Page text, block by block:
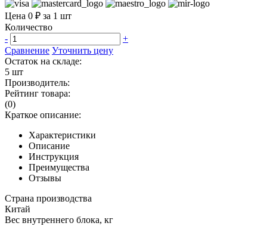
Цена 0 ₽ за 1 шт
Количество
-
+
Сравнение Уточнить цену
Остаток на складе:
5 шт
Производитель:
Рейтинг товара:
(0)
Краткое описание:
Характеристики
Описание
Инструкция
Преимущества
Отзывы
Страна производства
Китай
Вес внутреннего блока, кг